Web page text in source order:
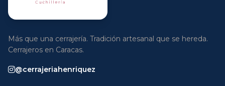
Más que una cerrajería. Tradición artesanal que se hereda.
Cerrajeros en Caracas.
@cerrajeriahenriquez